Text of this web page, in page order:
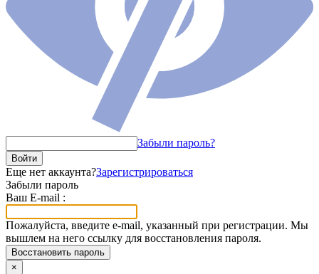
Забыли пароль?
Войти
Еще нет аккаунта?Зарегистрироваться
Забыли пароль
Ваш E-mail :
Пожалуйста, введите e-mail, указанный при регистрации. Мы
вышлем на него ссылку для восстановления пароля.
Восстановить пароль
×